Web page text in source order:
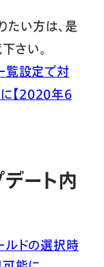
たい方は、是
さい。
覧設定で対
【2020年6
ート内
ルドの選択時